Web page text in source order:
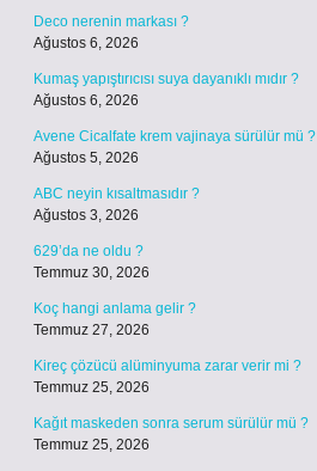
Deco nerenin markası ?
Ağustos 6, 2026
Kumaş yapıştırıcısı suya dayanıklı mıdır ?
Ağustos 6, 2026
Avene Cicalfate krem vajinaya sürülür mü ?
Ağustos 5, 2026
ABC neyin kısaltmasıdır ?
Ağustos 3, 2026
629’da ne oldu ?
Temmuz 30, 2026
Koç hangi anlama gelir ?
Temmuz 27, 2026
Kireç çözücü alüminyuma zarar verir mi ?
Temmuz 25, 2026
Kağıt maskeden sonra serum sürülür mü ?
Temmuz 25, 2026